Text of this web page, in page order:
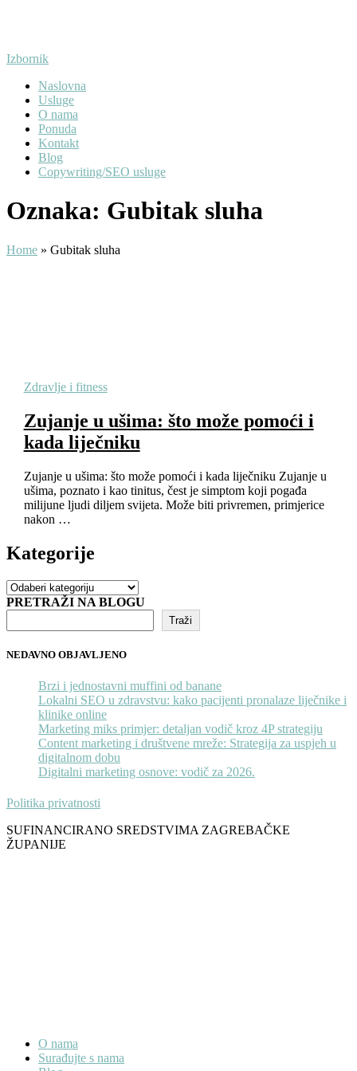
Izbornik
Naslovna
Usluge
O nama
Ponuda
Kontakt
Blog
Copywriting/SEO usluge
Oznaka: Gubitak sluha
Home » Gubitak sluha
Zdravlje i fitness
Zujanje u ušima: što može pomoći i
kada liječniku
Zujanje u ušima: što može pomoći i kada liječniku Zujanje u
ušima, poznato i kao tinitus, čest je simptom koji pogađa
milijune ljudi diljem svijeta. Može biti privremen, primjerice
nakon …
Kategorije
Kategorije
PRETRAŽI NA BLOGU
Traži
NEDAVNO OBJAVLJENO
Brzi i jednostavni muffini od banane
Lokalni SEO u zdravstvu: kako pacijenti pronalaze liječnike i
klinike online
Marketing miks primjer: detaljan vodič kroz 4P strategiju
Content marketing i društvene mreže: Strategija za uspjeh u
digitalnom dobu
Digitalni marketing osnove: vodič za 2026.
Politika privatnosti
SUFINANCIRANO SREDSTVIMA ZAGREBAČKE
ŽUPANIJE
O nama
Surađujte s nama